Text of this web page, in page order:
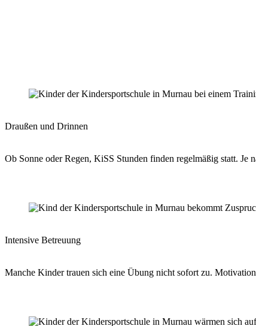
Draußen und Drinnen
Ob Sonne oder Regen, KiSS Stunden finden regelmäßig statt. Je
Intensive Betreuung
Manche Kinder trauen sich eine Übung nicht sofort zu.